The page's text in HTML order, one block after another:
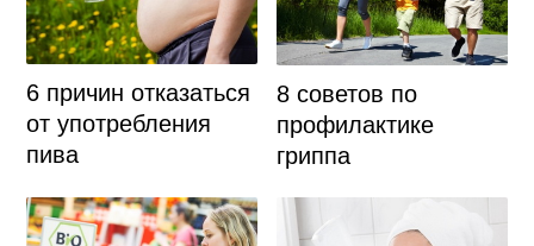
6 причин отказаться
от употребления
пива
8 советов по
профилактике
гриппа